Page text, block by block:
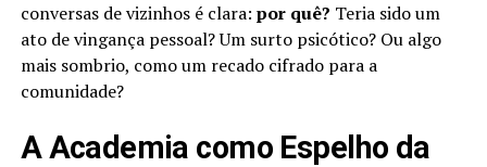
conversas de vizinhos é clara: por quê? Teria sido um
ato de vingança pessoal? Um surto psicótico? Ou algo
mais sombrio, como um recado cifrado para a
comunidade?
A Academia como Espelho da